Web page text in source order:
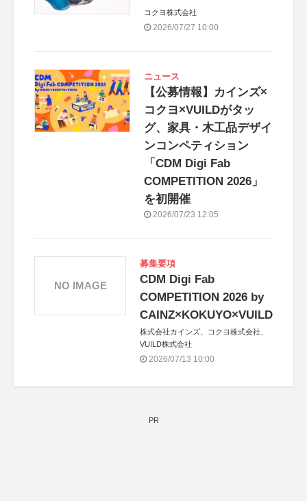
コクヨ株式会社
2026/07/27 10:00
ニュース
【公募情報】カインズ×
コクヨ×VUILDがタッ
グ、家具・木工品デザイ
ンコンペティション
「CDM Digi Fab
COMPETITION 2026」
を初開催
2026/07/23 12:05
募集要項
CDM Digi Fab
COMPETITION 2026 by
CAINZ×KOKUYO×VUILD
株式会社カインズ、コクヨ株式会社、
VUILD株式会社
2026/07/13 10:00
NO IMAGE
PR